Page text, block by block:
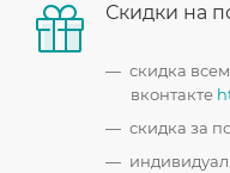
Скидки на
скидка
вконтакте
скидка за